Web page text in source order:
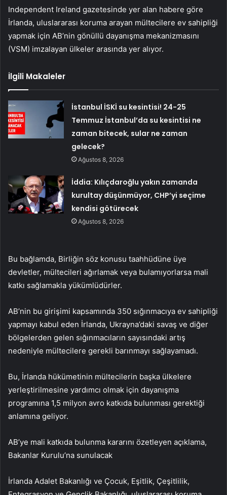
Independent Ireland gazetesinde yer alan habere göre
İrlanda, uluslararası koruma arayan mültecilere ev sahipliği
yapmak için AB’nin gönüllü dayanışma mekanizmasını
(VSM) imzalayan ülkeler arasında yer alıyor.
İlgili Makaleler
İstanbul İSKİ su kesintisi! 24-25
Temmuz İstanbul’da su kesintisi ne
zaman bitecek, sular ne zaman
gelecek?
Ağustos 8, 2026
İddia: Kılıçdaroğlu yakın zamanda
kurultay düşünmüyor, CHP’yi seçime
kendisi götürecek
Ağustos 8, 2026
Bu bağlamda, Birliğin söz konusu taahhüdüne üye
devletler, mültecileri ağırlamak veya bulamıyorlarsa mali
katkı sağlamakla yükümlüdürler.
AB’nin bu girişimi kapsamında 350 sığınmacıya ev sahipliği
yapmayı kabul eden İrlanda, Ukrayna’daki savaş ve diğer
bölgelerden gelen sığınmacıların sayısındaki artış
nedeniyle mültecilere gerekli barınmayı sağlayamadı.
Bu, İrlanda hükümetinin mültecilerin başka ülkelere
yerleştirilmesine yardımcı olmak için dayanışma
programına 1,5 milyon avro katkıda bulunması gerektiği
anlamına geliyor.
AB’ye mali katkıda bulunma kararını özetleyen açıklama,
Bakanlar Kurulu’na sunulacak
İrlanda Adalet Bakanlığı ve Çocuk, Eşitlik, Çeşitlilik,